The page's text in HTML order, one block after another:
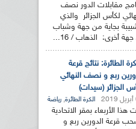
مقابلات الدور نصف
لكأس الجزائر والذي
بجاية من جهة وشباب
أخرى: الذهاب / 16...
الطائرة: نتائج قرعة
ربع و نصف النهائي
الجزائر (سيدات)
الكرة الطائرة, رياضة
هذا الأربعاء بمقر الاتحادية
سحب قرعة الدورين ربع و